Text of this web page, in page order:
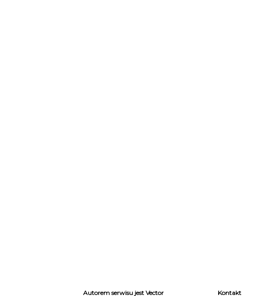
Autorem serwisu jest Vector Kontakt